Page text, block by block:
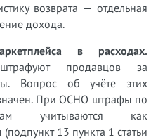
возврата — отдельная
дохода.
в расходах.
продавцов за
Вопрос об учёте этих
При ОСНО штрафы по
учитываются как
13 пункта 1 статьи